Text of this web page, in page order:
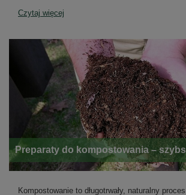
Czytaj więcej
Preparaty do kompostowania –
Kompostowanie to długotrwały, naturalny